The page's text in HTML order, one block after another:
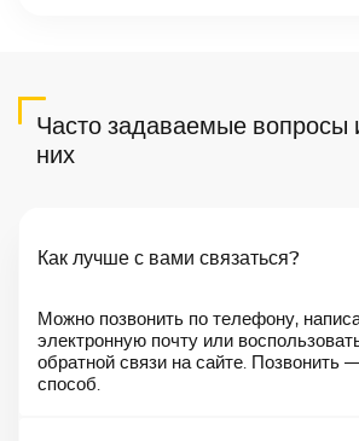
Часто задаваемые вопросы
них
Как лучше с вами связаться?
Можно позвонить по телефону,
электронную почту или
обратной связи на сайте.
способ.